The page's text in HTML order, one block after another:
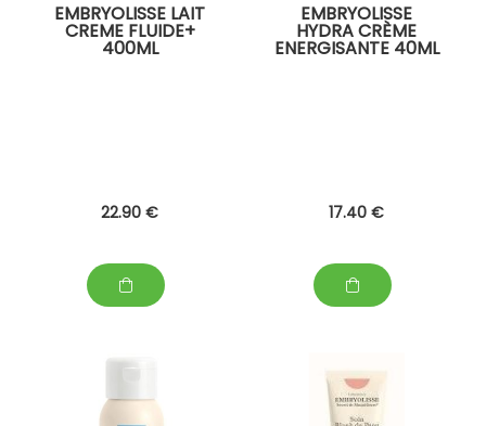
EMBRYOLISSE LAIT
CREME FLUIDE+
400ML
22.90 €
EMBRYOLISSE
HYDRA CRÈME
ENERGISANTE 40ML
17.40 €